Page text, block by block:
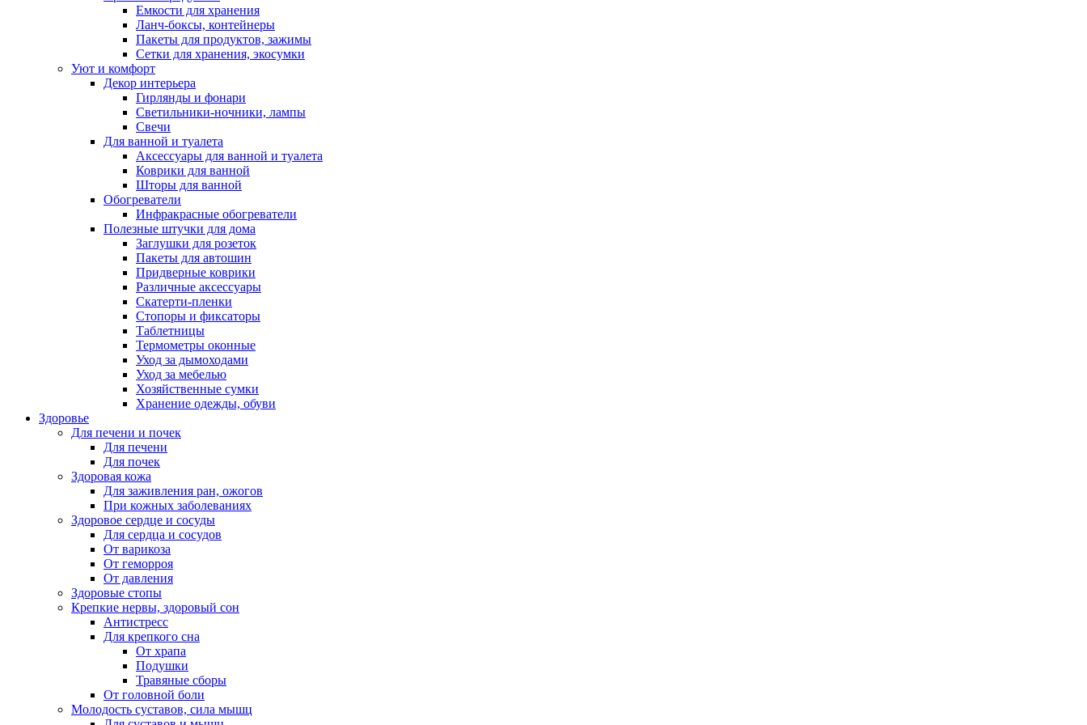
Емкости для хранения
Ланч-боксы, контейнеры
Пакеты для продуктов, зажимы
Сетки для хранения, экосумки
Уют и комфорт
Декор интерьера
Гирлянды и фонари
Светильники-ночники, лампы
Свечи
Для ванной и туалета
Аксессуары для ванной и туалета
Коврики для ванной
Шторы для ванной
Обогреватели
Инфракрасные обогреватели
Полезные штучки для дома
Заглушки для розеток
Пакеты для автошин
Придверные коврики
Различные аксессуары
Скатерти-пленки
Стопоры и фиксаторы
Таблетницы
Термометры оконные
Уход за дымоходами
Уход за мебелью
Хозяйственные сумки
Хранение одежды, обуви
Здоровье
Для печени и почек
Для печени
Для почек
Здоровая кожа
Для заживления ран, ожогов
При кожных заболеваниях
Здоровое сердце и сосуды
Для сердца и сосудов
От варикоза
От геморроя
От давления
Здоровые стопы
Крепкие нервы, здоровый сон
Антистресс
Для крепкого сна
От храпа
Подушки
Травяные сборы
От головной боли
Молодость суставов, сила мышц